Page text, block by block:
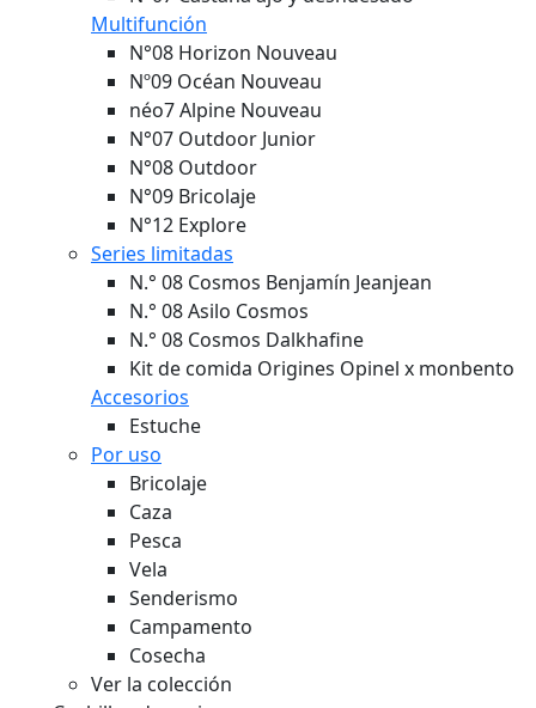
Multifunción
N°08 Horizon Nouveau
Nº09 Océan Nouveau
néo7 Alpine Nouveau
N°07 Outdoor Junior
N°08 Outdoor
N°09 Bricolaje
N°12 Explore
Series limitadas
N.° 08 Cosmos Benjamín Jeanjean
N.° 08 Asilo Cosmos
N.° 08 Cosmos Dalkhafine
Kit de comida Origines Opinel x monbento
Accesorios
Estuche
Por uso
Bricolaje
Caza
Pesca
Vela
Senderismo
Campamento
Cosecha
Ver la colección